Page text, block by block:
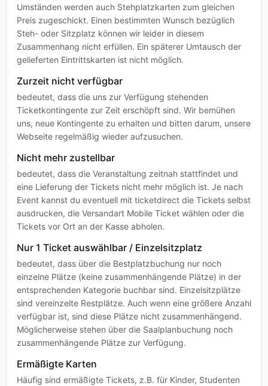
Umständen werden auch Stehplatzkarten zum gleichen
Preis zugeschickt. Einen bestimmten Wunsch bezüglich
Steh- oder Sitzplatz können wir leider in diesem
Zusammenhang nicht erfüllen. Ein späterer Umtausch der
gelieferten Eintrittskarten ist nicht möglich.
Zurzeit nicht verfügbar
bedeutet, dass die uns zur Verfügung stehenden
Ticketkontingente zur Zeit erschöpft sind. Wir bemühen
uns, neue Kontingente zu erhalten und bitten darum, unsere
Webseite regelmäßig wieder aufzusuchen.
Nicht mehr zustellbar
bedeutet, dass die Veranstaltung zeitnah stattfindet und
eine Lieferung der Tickets nicht mehr möglich ist. Je nach
Event kannst du eventuell mit ticketdirect die Tickets selbst
ausdrucken, die Versandart Mobile Ticket wählen oder die
Tickets vor Ort an der Kasse abholen.
Nur 1 Ticket auswählbar / Einzelsitzplatz
bedeutet, dass über die Bestplatzbuchung nur noch
einzelne Plätze (keine zusammenhängende Plätze) in der
entsprechenden Kategorie buchbar sind. Einzelsitzplätze
sind vereinzelte Restplätze. Auch wenn eine größere Anzahl
verfügbar ist, sind diese Plätze nicht zusammenhängend.
Möglicherweise stehen über die Saalplanbuchung noch
zusammenhängende Plätze zur Verfügung.
Ermäßigte Karten
Häufig sind ermäßigte Tickets, z.B. für Kinder, Studenten